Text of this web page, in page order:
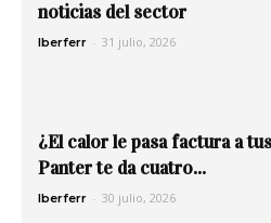
noticias del sector
Iberferr - 31 julio, 2026
¿El calor le pasa factura a
Panter te da cuatro...
Iberferr - 30 julio, 2026